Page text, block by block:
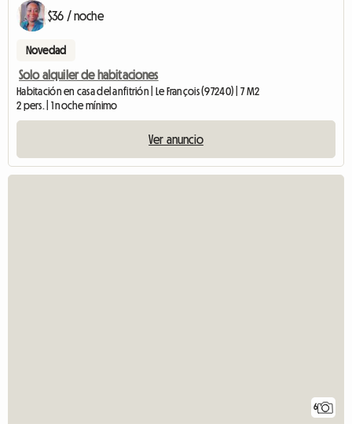
$36 / noche
Novedad
Solo alquiler de habitaciones
Habitación en casa del anfitrión | Le François (97240) | 7 M2
2 pers. | 1 noche mínimo
Ver anuncio
6